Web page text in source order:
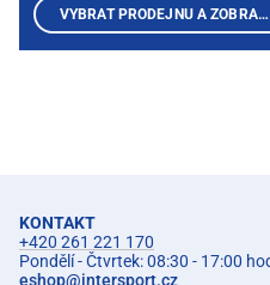
VYBRAT PRODEJNU A ZOBRAZIT PRODUKTY
KONTAKT
+420 261 221 170
Pondělí - Čtvrtek: 08:30 - 17:00
eshop@intersport.cz